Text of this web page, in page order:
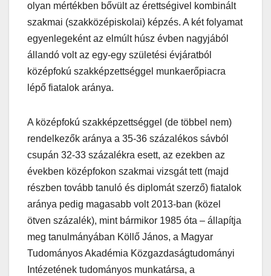
olyan mértékben bővült az érettségivel kombinált
szakmai (szakközépiskolai) képzés. A két folyamat
egyenlegeként az elmúlt húsz évben nagyjából
állandó volt az egy-egy születési évjáratból
középfokú szakképzettséggel munkaerőpiacra
lépő fiatalok aránya.
A középfokú szakképzettséggel (de többel nem)
rendelkezők aránya a 35-36 százalékos sávból
csupán 32-33 százalékra esett, az ezekben az
években középfokon szakmai vizsgát tett (majd
részben tovább tanuló és diplomát szerző) fiatalok
aránya pedig magasabb volt 2013-ban (közel
ötven százalék), mint bármikor 1985 óta – állapítja
meg tanulmányában Köllő János, a Magyar
Tudományos Akadémia Közgazdaságtudományi
Intézetének tudományos munkatársa, a